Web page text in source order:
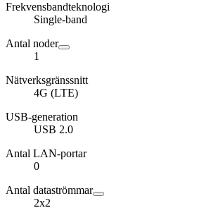
Frekvensbandteknologi
Single-band
Antal noder
1
Nätverksgränssnitt
4G (LTE)
USB-generation
USB 2.0
Antal LAN-portar
0
Antal dataströmmar
2x2